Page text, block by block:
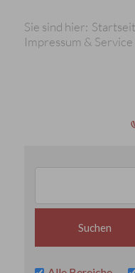
Sie sind hier:
Impressum & Service